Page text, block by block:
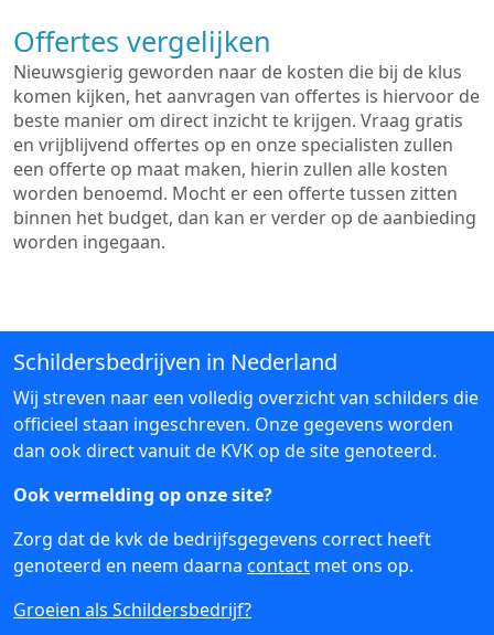
Offertes vergelijken
Nieuwsgierig geworden naar de kosten die bij de klus
komen kijken, het aanvragen van offertes is hiervoor de
beste manier om direct inzicht te krijgen. Vraag gratis
en vrijblijvend offertes op en onze specialisten zullen
een offerte op maat maken, hierin zullen alle kosten
worden benoemd. Mocht er een offerte tussen zitten
binnen het budget, dan kan er verder op de aanbieding
worden ingegaan.
Schildersbedrijven in Nederland
Wij streven naar een volledig overzicht van schilders die
officieel staan ingeschreven. Onze gegevens worden
dan ook direct vanuit de KVK op de site genoteerd.
Ook vermelding op onze site?
Zorg dat de kvk de bedrijfsgegevens correct heeft
genoteerd en neem daarna contact met ons op.
Groeien als Schildersbedrijf?